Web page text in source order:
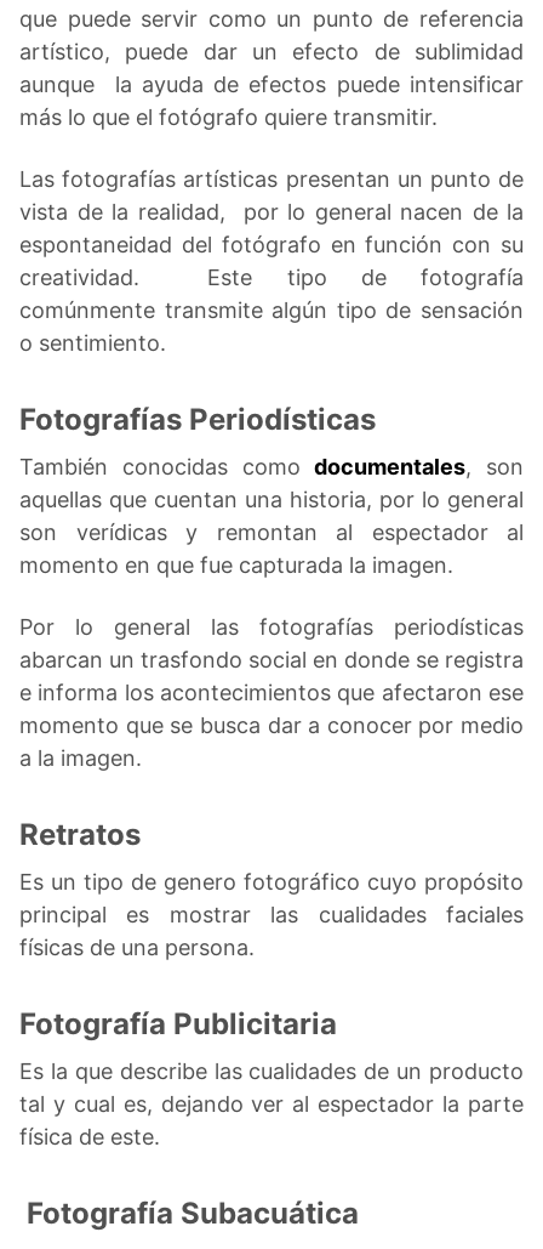
que puede servir como un punto de referencia
artístico, puede dar un efecto de sublimidad
aunque la ayuda de efectos puede intensificar
más lo que el fotógrafo quiere transmitir.
Las fotografías artísticas presentan un punto de
vista de la realidad, por lo general nacen de la
espontaneidad del fotógrafo en función con su
creatividad. Este tipo de fotografía
comúnmente transmite algún tipo de sensación
o sentimiento.
Fotografías Periodísticas
También conocidas comodocumentales, son
aquellas que cuentan una historia, por lo general
son verídicas y remontan al espectador al
momento en que fue capturada la imagen.
Por lo general las fotografías periodísticas
abarcan un trasfondo social en donde se registra
e informa los acontecimientos que afectaron ese
momento que se busca dar a conocer por medio
a la imagen.
Retratos
Es un tipo de genero fotográfico cuyo propósito
principal es mostrar las cualidades faciales
físicas de una persona.
Fotografía Publicitaria
Es la que describe las cualidades de un producto
tal y cual es, dejando ver al espectador la parte
física de este.
Fotografía Subacuática